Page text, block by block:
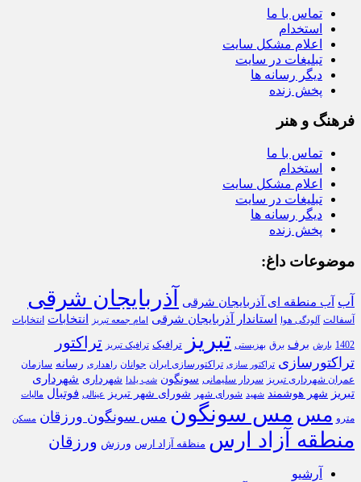
تماس با ما
استخدام
اعلام مشکل سایت
تبلیغات در سایت
دیگر رسانه ها
پخش زنده
فرهنگ و هنر
تماس با ما
استخدام
اعلام مشکل سایت
تبلیغات در سایت
دیگر رسانه ها
پخش زنده
موضوعات داغ:
آب آب منطقه ای آذربایجان شرقی آذربایجان شرقی
آسفالت آلودگی هوا استاندار آذربایجان شرقی امام جمعه تبریز انتخابات انتخابات
1402 بارش برف برق بهزیستی تبریز ترافیک ترافیک تبریز تراکتور
تراکتورسازی تراکتور سازی تراکتورسازی ایران جوانان راهداری رسانه سازمان
عمران شهرداری تبریز سردار سلیمانی سونگون شب یلدا شهرداری شهرداری
تبریز شهر هوشمند شهید شورای شهر شورای شهر تبریز عینالی فوتبال مالیات
مترو مس مس سونگون مس سونگون ورزقان مسکن
منطقه آزاد ارس منظقه آزاد ارس ورزش ورزقان
آرشیو